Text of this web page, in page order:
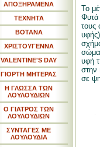
ΑΠΟΞΗΡΑΜΕΝΑ
ΤΕΧΝΗΤΑ
ΒΟΤΑΝΑ
ΧΡΙΣΤΟΥΓΕΝΝΑ
VALENTINE'S DAY
ΓΙΟΡΤΗ ΜΗΤΕΡΑΣ
Η ΓΛΩΣΣΑ ΤΩΝ
ΛΟΥΛΟΥΔΙΩΝ
Ο ΓΙΑΤΡΟΣ ΤΩΝ
ΛΟΥΛΟΥΔΙΩΝ
ΣΥΝΤΑΓΕΣ ΜΕ
ΛΟΥΛΟΥΔΙΑ
Το
Φυτά
τους
υφής).
υφή
στην
σε